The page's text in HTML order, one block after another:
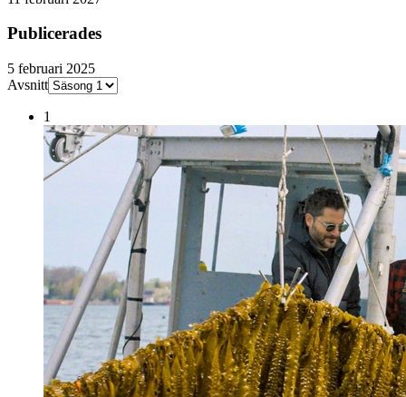
Publicerades
5 februari 2025
Avsnitt
1